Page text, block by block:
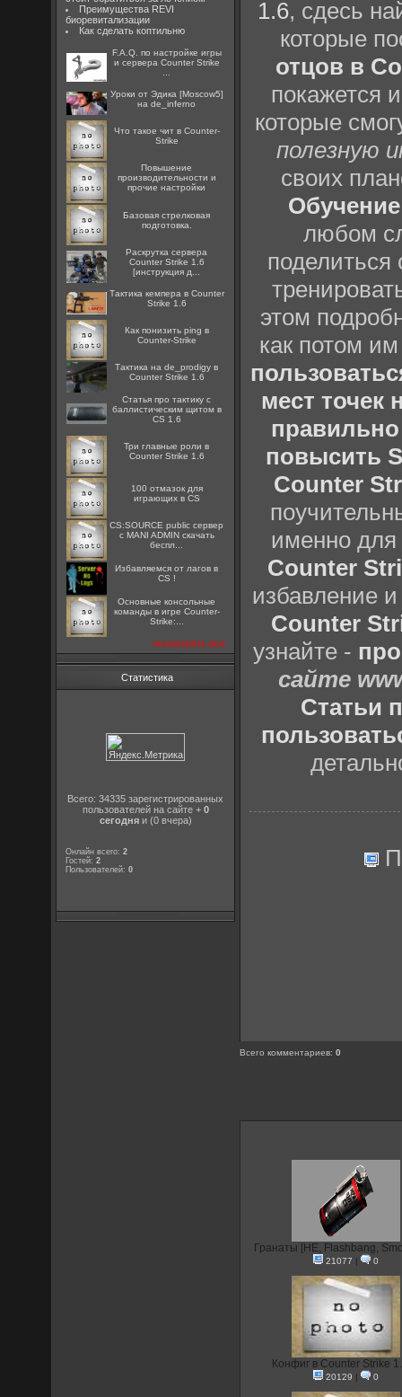
Преимущества REVI
биоревитализации
Как сделать коптильню
F.A.Q. по настройке игры
и сервера Counter Strike
Уроки от Эдика [Moscow5]
на de_inferno
Что такое чит в Counter-
Strike
Повышение
производительности и
прочие настройки
Базовая стрелковая
подготовка.
Раскрутка сервера
Counter Strike 1.6
[инструкция д...
Тактика кемпера в Counter
Strike 1.6
Как понизить ping в
Counter-Strike
Тактика на de_prodigy в
Counter Strike 1.6
Статья про тактику с
баллистическим щитом в
CS 1.6
Три главные роли в
Counter Strike 1.6
100 отмазок для
играющих в CS
CS:SOURCE public сервер
с MANI ADMIN скачать
беспл...
Избавляемся от лагов в
CS !
Основные консольные
команды в игре Counter-
Strike:...
посмотреть все
Статистика
Всего: 34335 зарегистрированных
пользователей на сайте + 0
сегодняи (0 вчера)
Онлайн всего:2
Гостей:2
Пользователей:0
1.6, сдесь
которые
отцов в
покажется
которые
полезную
своих
любом
поделиться
этом
как потом
мест точек
повысить
Counter
именно для
Counter
избавление
Counter
узнайте -
сайте
Статьи
Всего комментариев:0
Гранаты [HE, Flashbang,
21077 | 0
Конфиг в Counter Strike
20129 | 0